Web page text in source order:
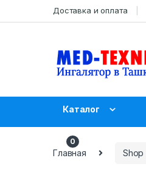
to
to
Доставка и оплата
Каталог
0
Главная Shop